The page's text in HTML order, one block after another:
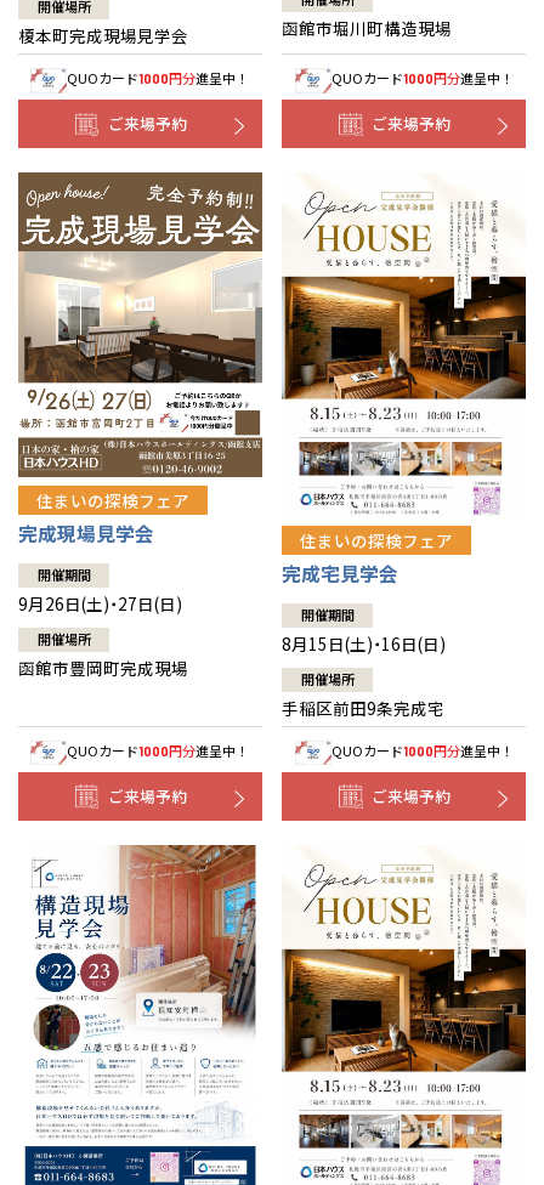
開催場所
榎本町完成現場見学会
QUOカード1000円分進呈中！
ご来場予約
函館市堀川町構造現場
QUOカード1000円分進呈中！
ご来場予約
住まいの探検フェア
完成現場見学会
開催期間
9月26日(土)・27日(日)
開催場所
函館市豊岡町完成現場
QUOカード1000円分進呈中！
ご来場予約
住まいの探検フェア
完成宅見学会
開催期間
8月15日(土)・16日(日)
開催場所
手稲区前田9条完成宅
QUOカード1000円分進呈中！
ご来場予約
全国の展示場
北海道
札幌
道央
東北
青森
甲信越・北陸
お近くのイベント
北海道
札幌
札幌
小樽
道央
苫小牧千歳
東北
青森県
八戸
青森
甲信越・北陸